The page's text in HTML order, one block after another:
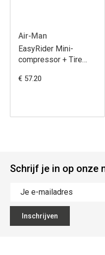
Air-Man
EasyRider Mini-
compressor + Tire
€ 57.20
Schrijf je in op onze
Inschrijven